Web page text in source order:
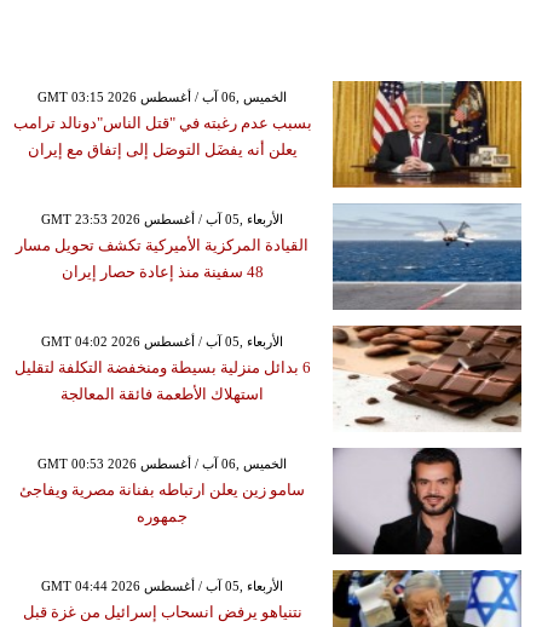
GMT 03:15 2026 الخميس ,06 آب / أغسطس
بسبب عدم رغبته في "قتل الناس"دونالد ترامب
يعلن أنه يفضَل التوصَل إلى إتفاق مع إيران
GMT 23:53 2026 الأربعاء ,05 آب / أغسطس
القيادة المركزية الأميركية تكشف تحويل مسار
48 سفينة منذ إعادة حصار إيران
GMT 04:02 2026 الأربعاء ,05 آب / أغسطس
6 بدائل منزلية بسيطة ومنخفضة التكلفة لتقليل
استهلاك الأطعمة فائقة المعالجة
GMT 00:53 2026 الخميس ,06 آب / أغسطس
سامو زين يعلن ارتباطه بفنانة مصرية ويفاجئ
جمهوره
GMT 04:44 2026 الأربعاء ,05 آب / أغسطس
نتنياهو يرفض انسحاب إسرائيل من غزة قبل